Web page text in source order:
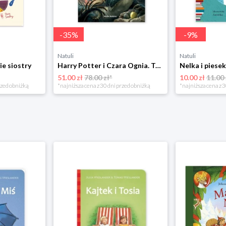
siostry
obniżką
-35%
Natuli
Harry Potter i Czara Ognia. Tom 4 Media rodzina
51.00 zł78.00 zł*
*najniższa cena z 30 dni przed obniżką
-9%
Natuli
10.00 zł11.00
*najniższa cena z